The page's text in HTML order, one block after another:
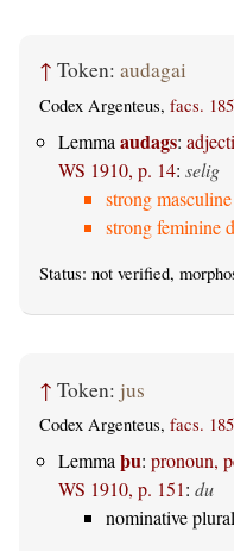
↑ Token: audagai
Codex Argenteus, facs.
Lemma audags:
WS 1910, p. 14: selig
strong
strong feminine
Status: not verified,
↑ Token: jus
Codex Argenteus, facs.
Lemmaþu: pronoun,
WS 1910, p. 151: du
nominative plural